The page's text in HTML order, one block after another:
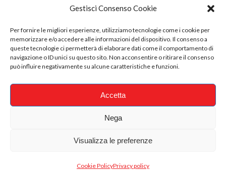
Gestisci Consenso Cookie
Per fornire le migliori esperienze, utilizziamo tecnologie come i cookie per
memorizzare e/o accedere alle informazioni del dispositivo. Il consenso a
queste tecnologie ci permetterà di elaborare dati come il comportamento di
navigazione o ID unici su questo sito. Non acconsentire o ritirare il consenso
può influire negativamente su alcune caratteristiche e funzioni.
Accetta
Nega
Visualizza le preferenze
Cookie PolicyPrivacy policy
Sede operativa: Via Della Caserma 28. 05100 Terni (TR)
PEC: istologi@pec.it
VAT Europeo: IT01575680556
REA 107941
© 2026 ISTOLOGI • Tutti i diritti Riservati